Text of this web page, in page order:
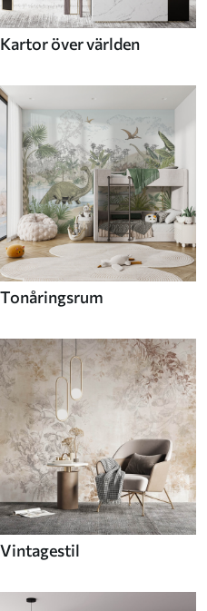
Kartor över världen
Tonåringsrum
Vintagestil